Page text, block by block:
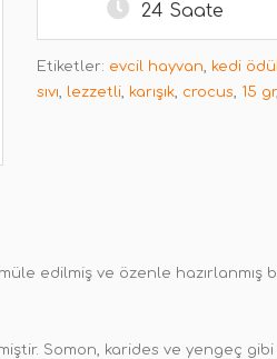
24 Saate
Etiketler: evcil hayvan, kedi
sıvı, lezzetli, karışık, crocus, 15 gr,
edilmiş ve özenle
Somon, karides ve yengeç